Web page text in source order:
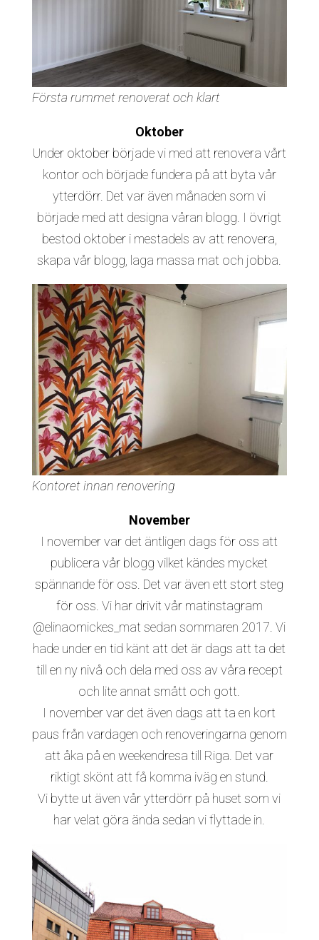
Första rummet renoverat och klart
Oktober
Under oktober började vi med att renovera vårt
kontor och började fundera på att byta vår
ytterdörr. Det var även månaden som vi
började med att designa våran blogg. I övrigt
bestod oktober i mestadels av att renovera,
skapa vår blogg, laga massa mat och jobba.
Kontoret innan renovering
November
I november var det äntligen dags för oss att
publicera vår blogg vilket kändes mycket
spännande för oss. Det var även ett stort steg
för oss. Vi har drivit vår matinstagram
@elinaomickes_mat sedan sommaren 2017. Vi
hade under en tid känt att det är dags att ta det
till en ny nivå och dela med oss av våra recept
och lite annat smått och gott.
I november var det även dags att ta en kort
paus från vardagen och renoveringarna genom
att åka på en weekendresa till Riga. Det var
riktigt skönt att få komma iväg en stund.
Vi bytte ut även vår ytterdörr på huset som vi
har velat göra ända sedan vi flyttade in.